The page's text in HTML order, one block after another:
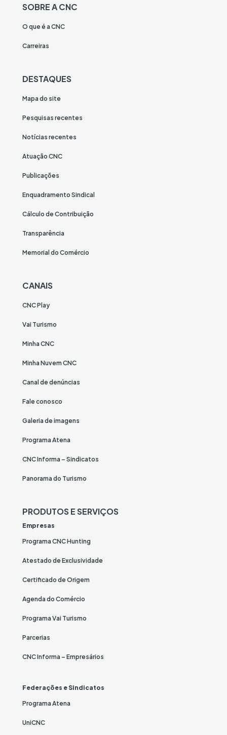
SOBRE A CNC
O que é a CNC
Carreiras
DESTAQUES
Mapa do site
Pesquisas recentes
Notícias recentes
Atuação CNC
Publicações
Enquadramento Sindical
Cálculo de Contribuição
Transparência
Memorial do Comércio
CANAIS
CNC Play
Vai Turismo
Minha CNC
Minha Nuvem CNC
Canal de denúncias
Fale conosco
Galeria de imagens
Programa Atena
CNC Informa – Sindicatos
Panorama do Turismo
PRODUTOS E SERVIÇOS
Empresas
Programa CNC Hunting
Atestado de Exclusividade
Certificado de Origem
Agenda do Comércio
Programa Vai Turismo
Parcerias
CNC Informa – Empresários
Federações e Sindicatos
Programa Atena
UniCNC